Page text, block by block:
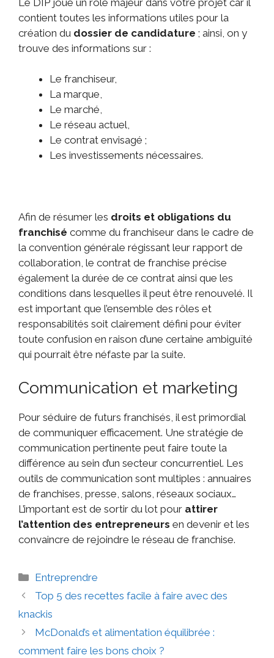
contient toutes les informations utiles pour la
création du dossier de candidature ; ainsi, on y
trouve des informations sur :
Le franchiseur,
La marque,
Le marché,
Le réseau actuel,
Le contrat envisagé ;
Les investissements nécessaires.
Afin de résumer les droits et obligations du
franchisé comme du franchiseur dans le cadre de
la convention générale régissant leur rapport de
collaboration, le contrat de franchise précise
également la durée de ce contrat ainsi que les
conditions dans lesquelles il peut être renouvelé. Il
est important que l’ensemble des rôles et
responsabilités soit clairement défini pour éviter
toute confusion en raison d’une certaine ambiguïté
qui pourrait être néfaste par la suite.
Communication et marketing
Pour séduire de futurs franchisés, il est primordial
de communiquer efficacement. Une stratégie de
communication pertinente peut faire toute la
différence au sein d’un secteur concurrentiel. Les
outils de communication sont multiples : annuaires
de franchises, presse, salons, réseaux sociaux…
L’important est de sortir du lot pour attirer
l’attention des entrepreneurs en devenir et les
convaincre de rejoindre le réseau de franchise.
Entreprendre
Top 5 des recettes facile à faire avec des
knackis
McDonald’s et alimentation équilibrée :
comment faire les bons choix ?